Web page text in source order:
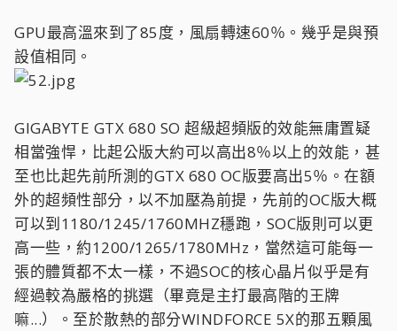
GPU最高溫來到了85度，風扇轉速60％。幾乎是與預
設值相同。
GIGABYTE GTX 680 SO 超級超頻版的效能無庸置疑
相當強悍，比起公版大約可以高出8％以上的效能，甚
至也比起先前所測的GTX 680 OC版要高出5％。在額
外的超頻性部分，以不加壓為前提，先前的OC版大概
可以到1180/1245/1760MHZ穩跑，SOC版則可以更
高一些，約1200/1265/1780MHz，當然這可能每一
張的體質都不太一樣，不過SOC的核心晶片似乎是有
經過較為嚴格的挑選（畢竟是主打最高階的王牌
嘛...）。至於散熱的部分WINDFORCE 5X的那五顆風